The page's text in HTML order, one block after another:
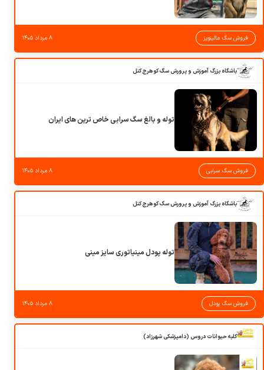
فروش سگ مالینویز ۸ مرداد ۱۴۰۵
باشگاه بزرگ آموزش و پرورش سگ کوهرج کنل
توله و بالغ سگ سرابی خاص ترین های ایران
فروش سگ سرابی ۸ مرداد ۱۴۰۵
باشگاه بزرگ آموزش و پرورش سگ کوهرج کنل
توله پودل مینیاتوری سایز مینی
فروش سگ پودل ۸ مرداد ۱۴۰۵
کلبه حیوانات دروس (دامپزشکی شهرزاد)